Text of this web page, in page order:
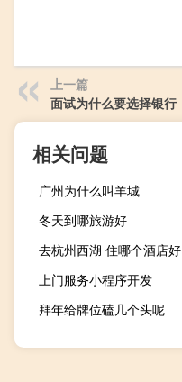
上一篇
面试为什么要选择银行
相关问题
广州为什么叫羊城
冬天到哪旅游好
去杭州西湖 住哪个酒店好
上门服务小程序开发
拜年给牌位磕几个头呢